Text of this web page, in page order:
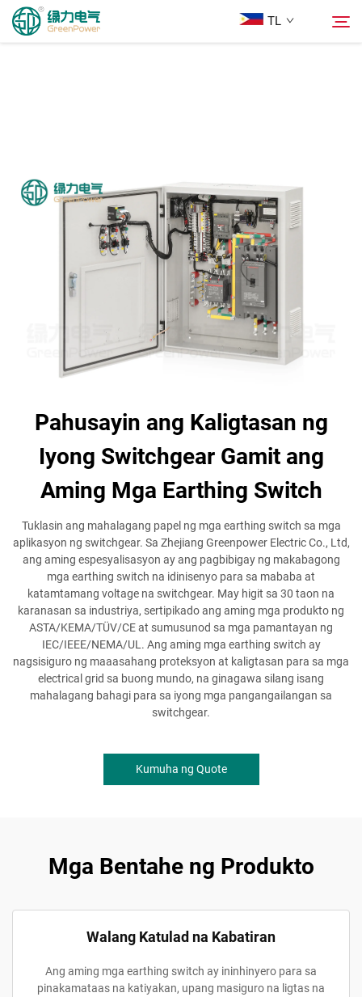
TL
Tungkol Sa Amin
Mga Solusyon
Makipag-ugnayan sa Amin
Pahusayin ang Kaligtasan ng
Iyong Switchgear Gamit ang
Aming Mga Earthing Switch
Tuklasin ang mahalagang papel ng mga earthing switch sa mga
aplikasyon ng switchgear. Sa Zhejiang Greenpower Electric Co., Ltd,
ang aming espesyalisasyon ay ang pagbibigay ng makabagong
mga earthing switch na idinisenyo para sa mababa at
katamtamang voltage na switchgear. May higit sa 30 taon na
karanasan sa industriya, sertipikado ang aming mga produkto ng
ASTA/KEMA/TÜV/CE at sumusunod sa mga pamantayan ng
IEC/IEEE/NEMA/UL. Ang aming mga earthing switch ay
nagsisiguro ng maaasahang proteksyon at kaligtasan para sa mga
electrical grid sa buong mundo, na ginagawa silang isang
mahalagang bahagi para sa iyong mga pangangailangan sa
switchgear.
Kumuha ng Quote
Mga Bentahe ng Produkto
Walang Katulad na Kabatiran
Ang aming mga earthing switch ay ininhinyero para sa
pinakamataas na katiyakan, upang masiguro na ligtas na